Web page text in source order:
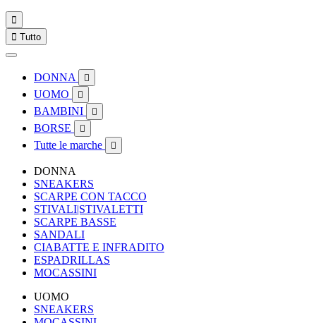

 Tutto
DONNA 
UOMO 
BAMBINI 
BORSE 
Tutte le marche 
DONNA
SNEAKERS
SCARPE CON TACCO
STIVALI|STIVALETTI
SCARPE BASSE
SANDALI
CIABATTE E INFRADITO
ESPADRILLAS
MOCASSINI
UOMO
SNEAKERS